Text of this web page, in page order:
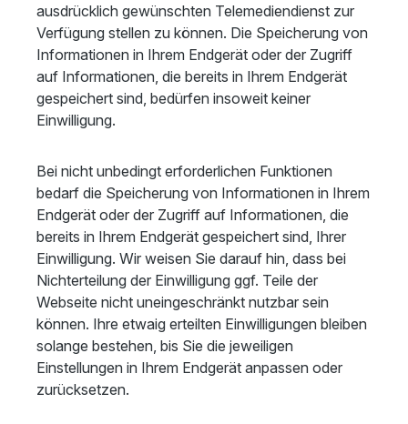
ausdrücklich gewünschten Telemediendienst zur
Verfügung stellen zu können. Die Speicherung von
Informationen in Ihrem Endgerät oder der Zugriff
auf Informationen, die bereits in Ihrem Endgerät
gespeichert sind, bedürfen insoweit keiner
Einwilligung.
Bei nicht unbedingt erforderlichen Funktionen
bedarf die Speicherung von Informationen in Ihrem
Endgerät oder der Zugriff auf Informationen, die
bereits in Ihrem Endgerät gespeichert sind, Ihrer
Einwilligung. Wir weisen Sie darauf hin, dass bei
Nichterteilung der Einwilligung ggf. Teile der
Webseite nicht uneingeschränkt nutzbar sein
können. Ihre etwaig erteilten Einwilligungen bleiben
solange bestehen, bis Sie die jeweiligen
Einstellungen in Ihrem Endgerät anpassen oder
zurücksetzen.